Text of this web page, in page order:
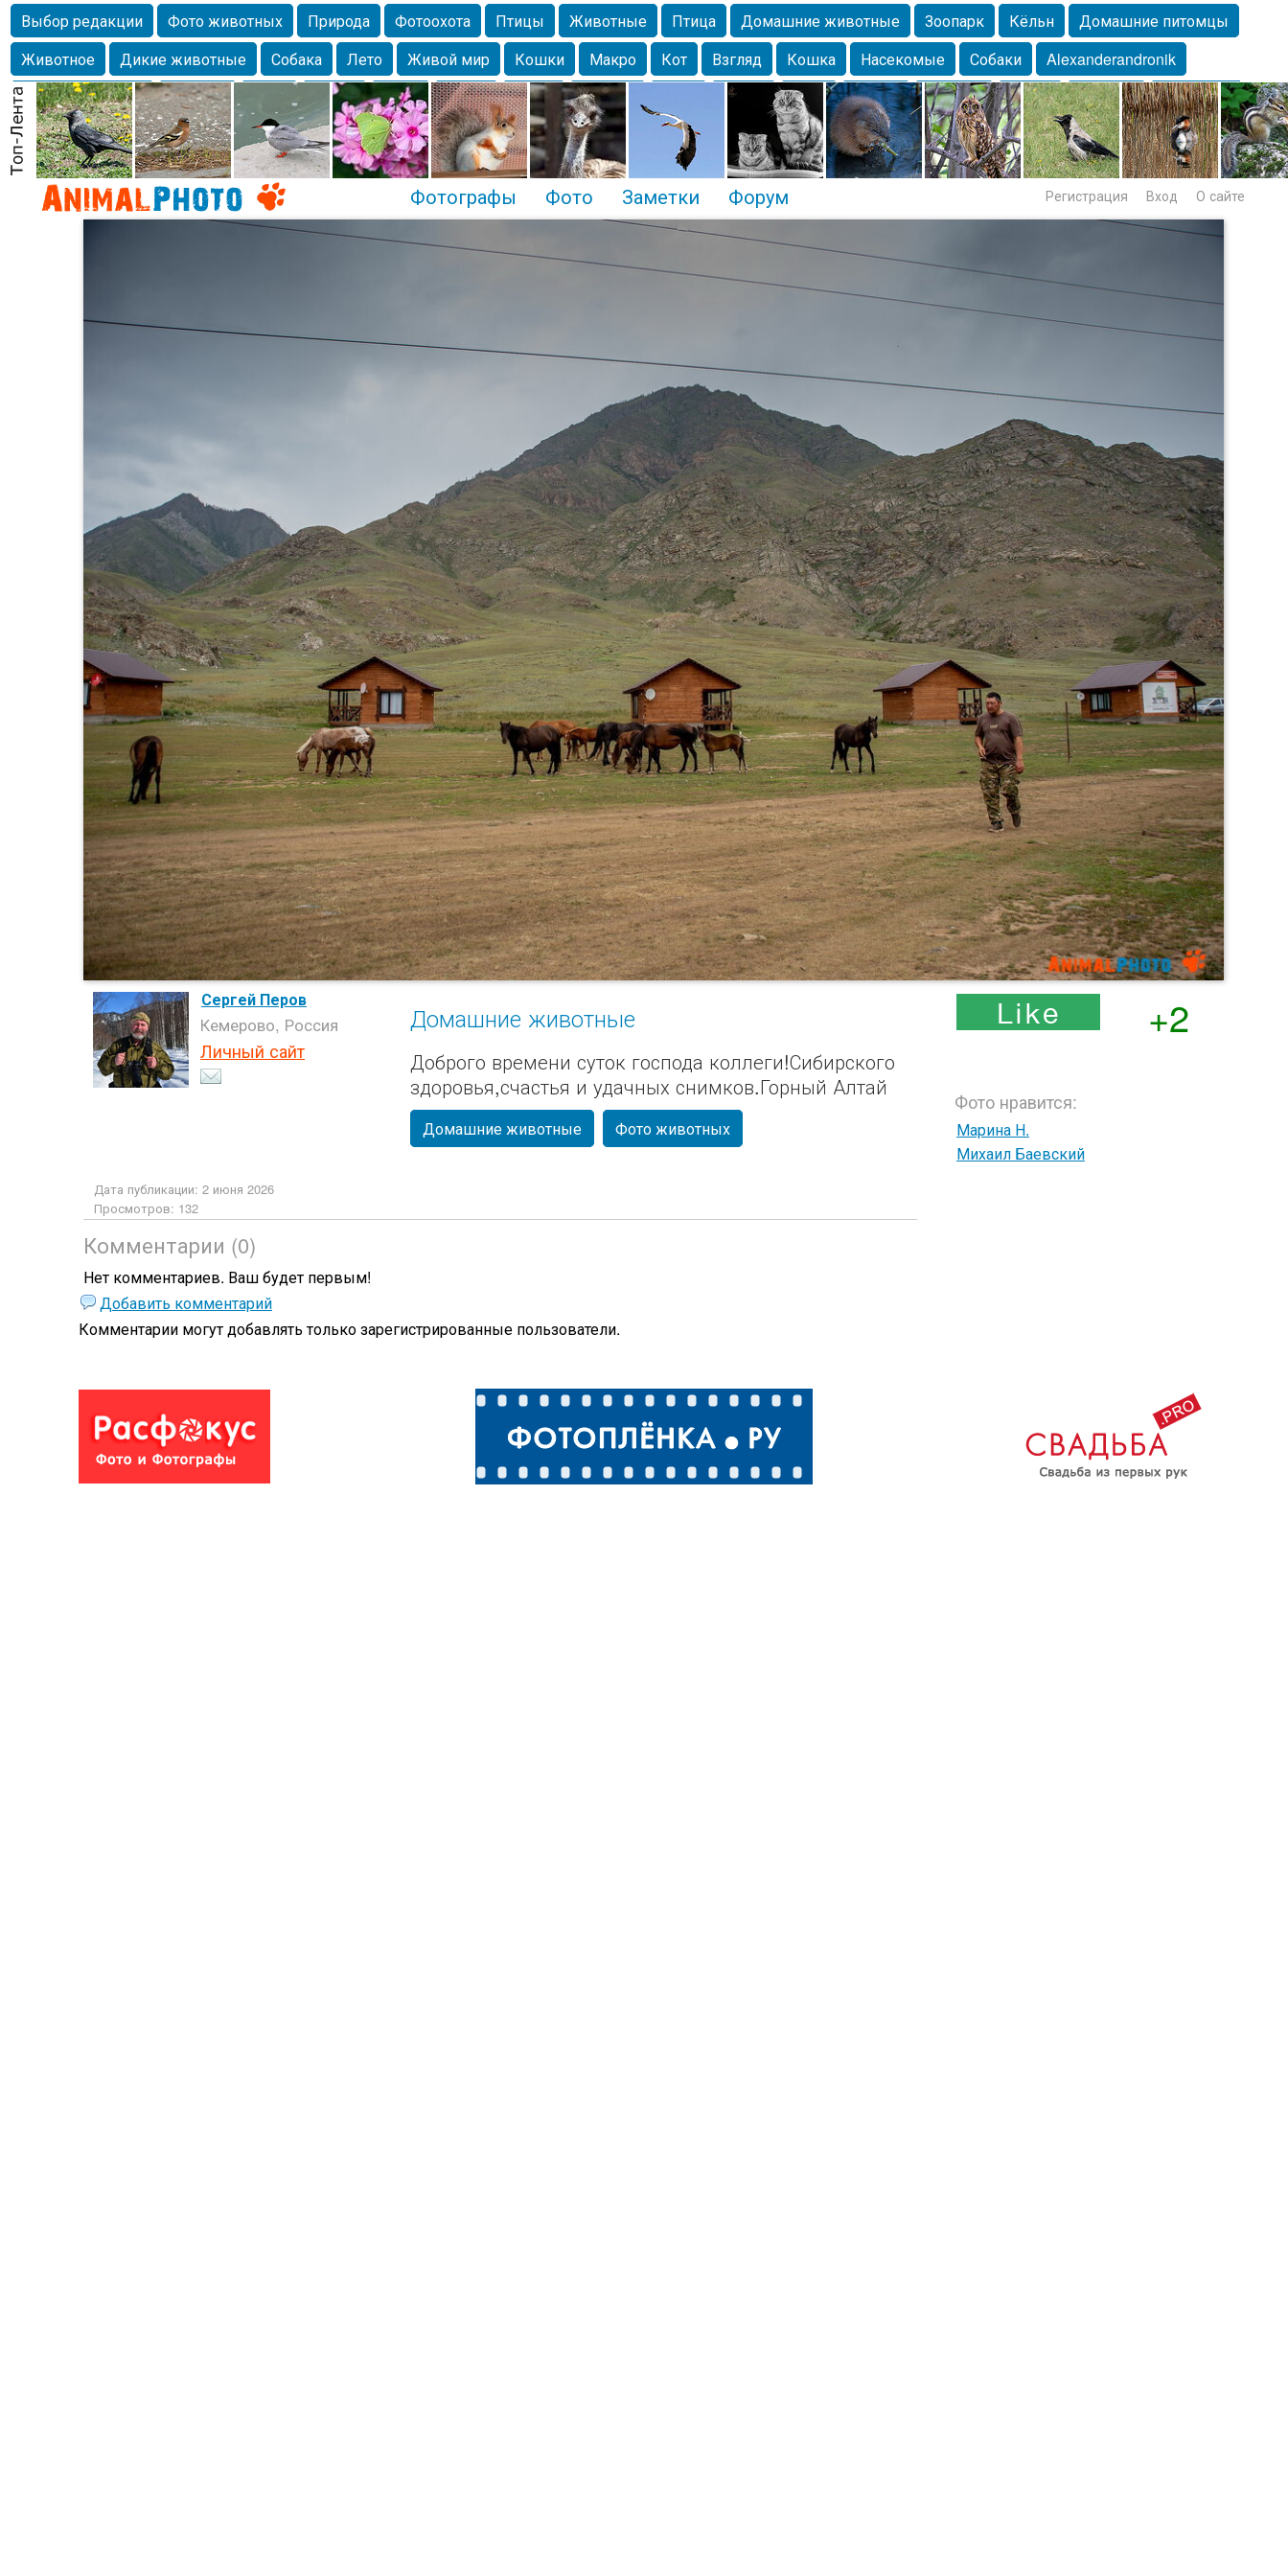
Выбор редакции Фото животных Природа Фотоохота Птицы Животные Птица Домашние животные Зоопарк Кёльн
Домашние питомцы
Животное
Дикие животные Собака Лето Живой мир Кошки Макро Кот Взгляд Кошка Насекомые Собаки
Alexanderandronik
Млекопитающие
Красота Озеро Глаза Крым Весна Москва Белка Зима Морда Собачка Осень Портрет
Домашние
любимцы
Волгоград Лебедь Город Бабочка Чайка Лес Утки Николаев Насекомое Коты Lebert Дикие птицы Утка Самара
Лебеди
Спаниель
Фотографы Фото Заметки Форум Регистрация Вход О сайте
Сергей Перов
Кемерово, Россия
Личный сайт
Домашние животные
Доброго времени суток господа коллеги!Сибирского
здоровья,счастья и удачных снимков.Горный Алтай
Домашние животные Фото животных
Дата публикации: 2 июня 2026
Просмотров: 132
+2
Фото нравится:
Марина Н.
Михаил Баевский
Комментарии (0)
Нет комментариев. Ваш будет первым!
Добавить комментарий
Комментарии могут добавлять толькозарегистрированные пользователи.